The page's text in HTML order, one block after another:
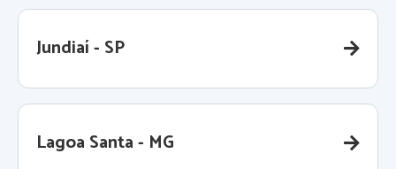
Jundiaí - SP
Lagoa Santa - MG